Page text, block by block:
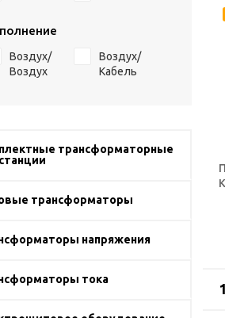
Воздух/
Воздух
Воздух/
Кабель
трансформаторные
трансформаторы
напряжения
тока